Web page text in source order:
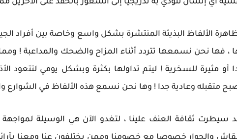
أي إنسان لتؤدي به تدريجيا إلى الشعور بالحقد على الآخرين
الألفاظ البذيئة المنتشرة بشكل واسع وخاصة بين أفراد
، فها نحن نسمعها تتردد أثناء المزاح والضحك والمداعبة !
أو مثيرة للسخرية ! ليتم تداولها بكثرة وبشكل يومي لتتعود
متقبله وعادية جدا ! وها نحن نسمع هذه الألفاظ في الشوارع
سيطرت ثقافة العنف علينا ، لتغدو الآن هي الوسيلة